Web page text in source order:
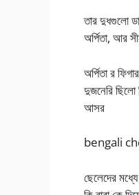
তার দুধগুলো
অর্পিতা, আর
অর্পিতা র
দুজনেরি ছিলো
আসর
bengali
ছেলেদের